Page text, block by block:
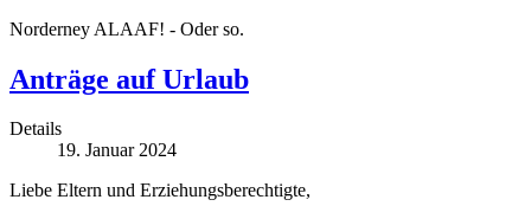
Norderney ALAAF! - Oder so.
Anträge auf Urlaub
Details
19. Januar 2024
Liebe Eltern und Erziehungsberechtigte,